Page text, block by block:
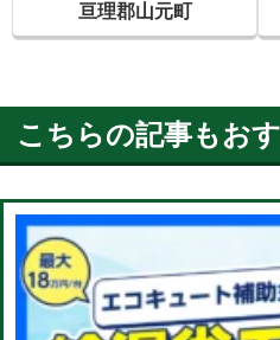
亘理郡山元町
こちらの記事もお